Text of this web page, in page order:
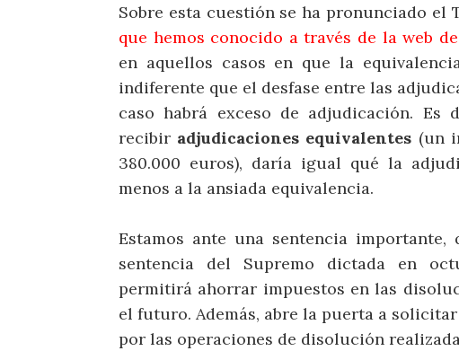
Sobre esta cuestión se ha pronunciado el
que hemos conocido a través de la web
en aquellos casos en que la
indiferente que el desfase entre las
caso habrá exceso de adjudicación. Es
recibir adjudicaciones equivalentes (un
380.000 euros), daría igual qué la
menos a la ansiada equivalencia.
Estamos ante una sentencia
sentencia del Supremo dictada en
permitirá ahorrar impuestos en las
el futuro. Además, abre la puerta a
por las operaciones de disolución